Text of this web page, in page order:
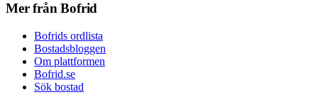
Mer från Bofrid
Bofrids ordlista
Bostadsbloggen
Om plattformen
Bofrid.se
Sök bostad